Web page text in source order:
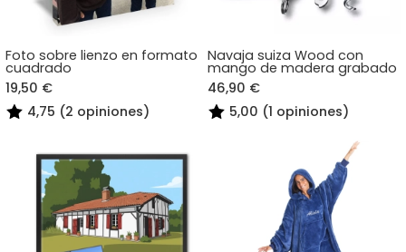
Foto sobre lienzo en formato
cuadrado
19,50 €
4,75 (2 opiniones)
Navaja suiza Wood con
mango de madera grabado
46,90 €
5,00 (1 opiniones)